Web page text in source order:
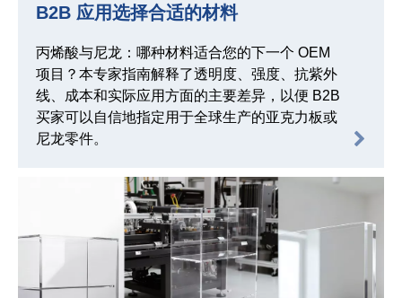
B2B 应用选择合适的材料
丙烯酸与尼龙：哪种材料适合您的下一个 OEM
项目？本专家指南解释了透明度、强度、抗紫外
线、成本和实际应用方面的主要差异，以便 B2B
买家可以自信地指定用于全球生产的亚克力板或
尼龙零件。